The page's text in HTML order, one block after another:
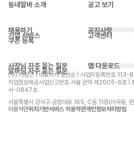
동네알바 소개 공고 보기
채용하기
기업 서비스
쿠폰 등록
공지사항
고객센터
사장님 자주 묻는 질문
알바님 자주 묻는 질문
앱 다운로드
(주) 사람인 | 대표이사 황현순 | 사업자등록번호
직업정보제공사업신고번호 서울 관악 제2005-6호 |
서-0847호
서울특별시 강서구 공항대로 165, C동 11층(마곡
이용약관위치기반서비스 이용약관개인정보처리방침